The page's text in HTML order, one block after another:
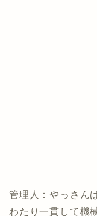
管理人：やっさん
わたり一貫して機